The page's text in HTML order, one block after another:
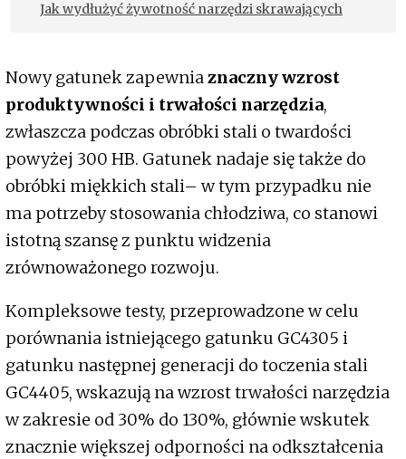
Jak wydłużyć żywotność narzędzi skrawających
Nowy gatunek zapewniaznaczny wzrost
produktywności i trwałości narzędzia,
zwłaszcza podczas obróbki stali o twardości
powyżej 300 HB. Gatunek nadaje się także do
obróbki miękkich stali– w tym przypadku nie
ma potrzeby stosowania chłodziwa, co stanowi
istotną szansę z punktu widzenia
zrównoważonego rozwoju.
Kompleksowe testy, przeprowadzone w celu
porównania istniejącego gatunku GC4305 i
gatunku następnej generacji do toczenia stali
GC4405, wskazują na wzrost trwałości narzędzia
w zakresie od 30% do 130%, głównie wskutek
znacznie większej odporności na odkształcenia